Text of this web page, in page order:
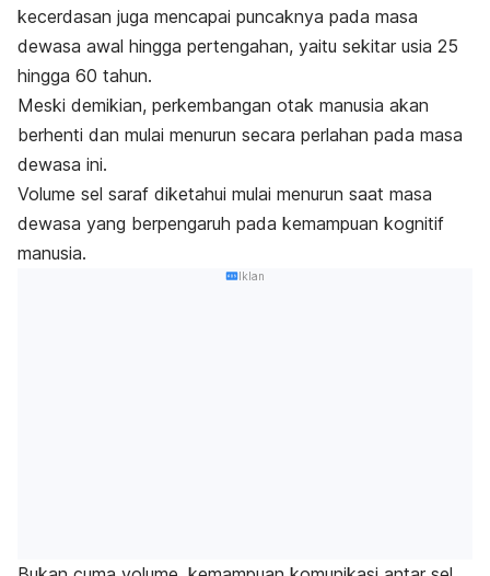
kecerdasan juga mencapai puncaknya pada masa
dewasa awal hingga pertengahan, yaitu sekitar usia 25
hingga 60 tahun.
Meski demikian, perkembangan otak manusia akan
berhenti dan mulai menurun secara perlahan pada masa
dewasa ini.
Volume sel saraf diketahui mulai menurun saat masa
dewasa yang berpengaruh pada kemampuan kognitif
manusia.
Iklan